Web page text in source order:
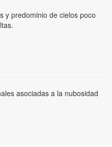
y predominio de cielos poco
asociadas a la nubosidad